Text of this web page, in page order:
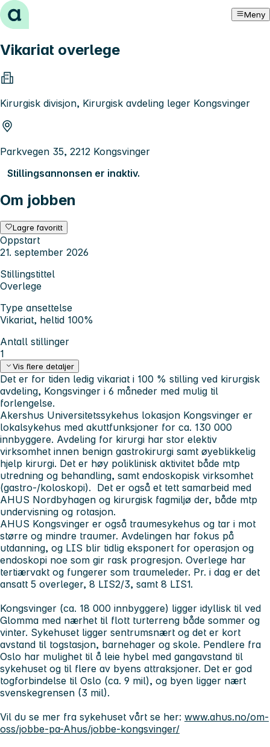
Hopp til innhold Meny
Vikariat overlege
Kirurgisk divisjon, Kirurgisk avdeling leger Kongsvinger
Parkvegen 35, 2212 Kongsvinger
Stillingsannonsen er inaktiv.
Om jobben
Lagre favoritt
Oppstart
21. september 2026
Stillingstittel
Overlege
Type ansettelse
Vikariat, heltid 100%
Antall stillinger
1
Vis flere detaljer
Det er for tiden ledig vikariat i 100 % stilling ved kirurgisk
avdeling, Kongsvinger i 6 måneder med mulig til
forlengelse.
Akershus Universitetssykehus lokasjon Kongsvinger er
lokalsykehus med akuttfunksjoner for ca. 130 000
innbyggere. Avdeling for kirurgi har stor elektiv
virksomhet innen benign gastrokirurgi samt øyeblikkelig
hjelp kirurgi. Det er høy poliklinisk aktivitet både mtp
utredning og behandling, samt endoskopisk virksomhet
(gastro-/koloskopi). Det er også et tett samarbeid med
AHUS Nordbyhagen og kirurgisk fagmiljø der, både mtp
undervisning og rotasjon.
AHUS Kongsvinger er også traumesykehus og tar i mot
større og mindre traumer. Avdelingen har fokus på
utdanning, og LIS blir tidlig eksponert for operasjon og
endoskopi noe som gir rask progresjon. Overlege har
tertiærvakt og fungerer som traumeleder. Pr. i dag er det
ansatt 5 overleger, 8 LIS2/3, samt 8 LIS1.
Kongsvinger (ca. 18 000 innbyggere) ligger idyllisk til ved
Glomma med nærhet til flott turterreng både sommer og
vinter. Sykehuset ligger sentrumsnært og det er kort
avstand til togstasjon, barnehager og skole. Pendlere fra
Oslo har mulighet til å leie hybel med gangavstand til
sykehuset og til flere av byens attraksjoner. Det er god
togforbindelse til Oslo (ca. 9 mil), og byen ligger nært
svenskegrensen (3 mil).
Vil du se mer fra sykehuset vårt se her: www.ahus.no/om-
oss/jobbe-pa-Ahus/jobbe-kongsvinger/